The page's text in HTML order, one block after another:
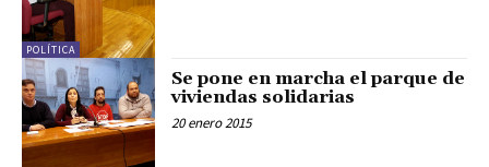
POLÍTICA
Se pone en marcha el parque de
viviendas solidarias
20 enero 2015